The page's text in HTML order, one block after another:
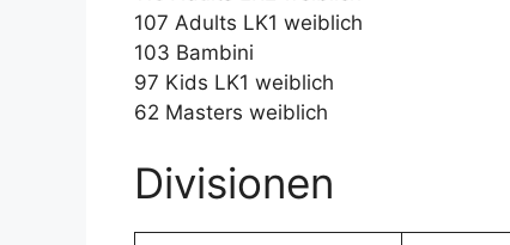
107 Adults LK1 weiblich
103 Bambini
97 Kids LK1 weiblich
62 Masters weiblich
Divisionen